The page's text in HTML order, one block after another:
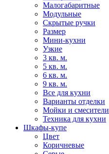
Малогабаритные
Модульные
Скрытые ручки
Размер
Мини-кухни
Узкие
3 кв. м.
5 кв. м.
6 кв. м.
9 кв. м.
Все для кухни
Варианты отделки
Мойки и смесители
Техника для кухни
Шкафы-купе
Цвет
Коричневые